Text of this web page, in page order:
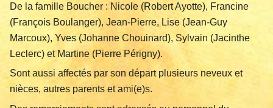
De la famille Boucher : Nicole (Robert Ayotte), Francine
(François Boulanger), Jean-Pierre, Lise (Jean-Guy
Marcoux), Yves (Johanne Chouinard), Sylvain (Jacinthe
Leclerc) et Martine (Pierre Périgny).
Sont aussi affectés par son départ plusieurs neveux et
nièces, autres parents et ami(e)s.